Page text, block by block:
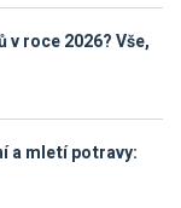
v roce 2026? Vše,
a mletí potravy: